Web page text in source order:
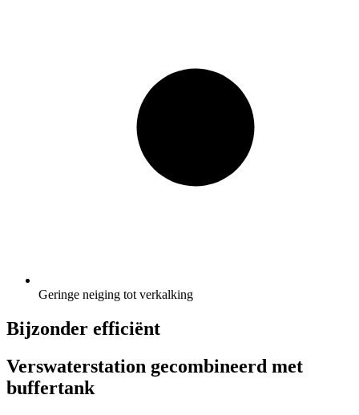
Geringe neiging tot verkalking
Bijzonder efficiënt
Verswaterstation gecombineerd met
buffertank